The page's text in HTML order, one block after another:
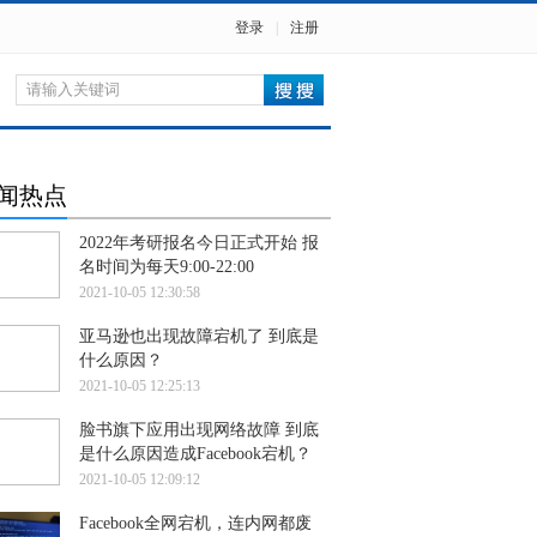
登录 注册
热点
2022年考研报名今日正式开始 报
名时间为每天9:00-22:00
2021-10-05 12:30:58
亚马逊也出现故障宕机了 到底是
什么原因？
2021-10-05 12:25:13
脸书旗下应用出现网络故障 到底
是什么原因造成Facebook宕机？
2021-10-05 12:09:12
Facebook全网宕机，连内网都废